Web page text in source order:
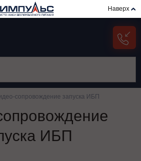
Наверх
сопровождение запуска ИБП
ИБП